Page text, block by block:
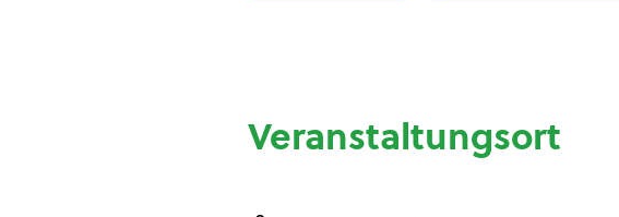
Veranstaltungsort